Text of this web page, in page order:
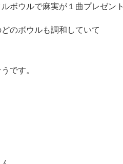
ボウルで麻実が１曲プレゼント
のボウルも調和していて
です。